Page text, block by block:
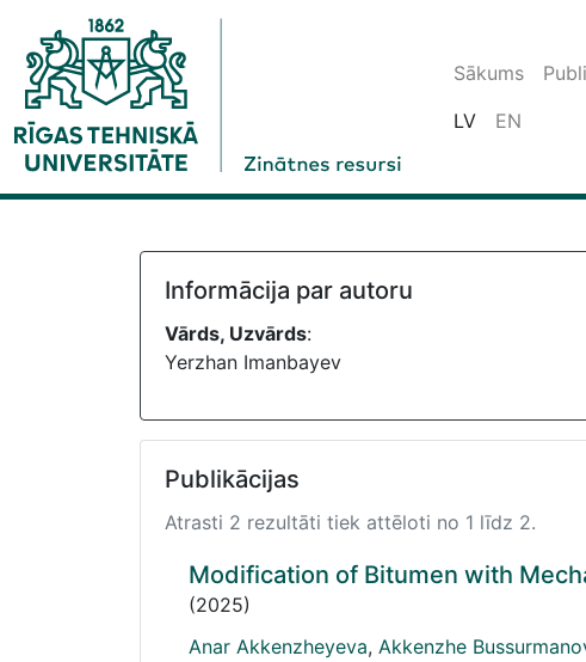
Sākums
LV
EN
Informācija par autoru
Vārds, Uzvārds:
Yerzhan Imanbayev
Publikācijas
Atrasti 2 rezultāti tiek attēloti no 1 līdz 2.
Modification of Bitumen with
(2025)
Anar Akkenzheyeva, Akkenzhe